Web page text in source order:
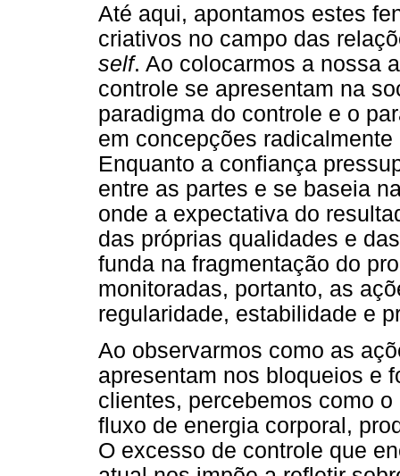
Até aqui, apontamos estes
criativos no campo das
self. Ao colocarmos a nossa
controle se apresentam na
paradigma do controle e o
em concepções
Enquanto a confiança
entre as partes e se baseia
onde a expectativa do
das próprias qualidades e
funda na fragmentação do
monitoradas, portanto, as
regularidade, estabilidade e
Ao observarmos como as
apresentam nos bloqueios e
clientes, percebemos como
fluxo de energia corporal,
O excesso de controle que